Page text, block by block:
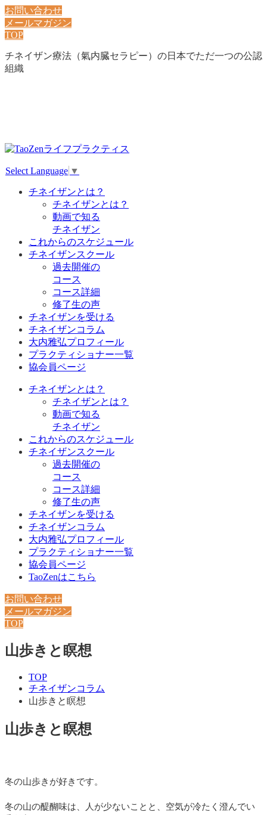
お問い合わせ
メールマガジン
TOP
チネイザン療法（氣内臓セラピー）の日本でただ一つの公認
組織
Select Language ▼
チネイザンとは？
チネイザンとは？
動画で知る
チネイザン
これからのスケジュール
チネイザンスクール
過去開催の
コース
コース詳細
修了生の声
チネイザンを受ける
チネイザンコラム
大内雅弘プロフィール
プラクティショナー一覧
協会員ページ
チネイザンとは？
チネイザンとは？
動画で知る
チネイザン
これからのスケジュール
チネイザンスクール
過去開催の
コース
コース詳細
修了生の声
チネイザンを受ける
チネイザンコラム
大内雅弘プロフィール
プラクティショナー一覧
協会員ページ
TaoZenはこちら
お問い合わせ
メールマガジン
TOP
山歩きと瞑想
TOP
チネイザンコラム
山歩きと瞑想
山歩きと瞑想
冬の山歩きが好きです。
冬の山の醍醐味は、人が少ないことと、空気が冷たく澄んでい